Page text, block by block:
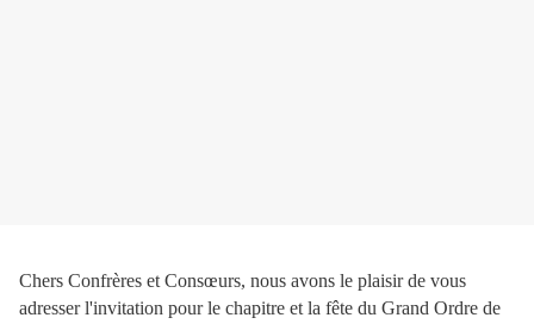
Chers Confrères et Consœurs, nous avons le plaisir de vous
adresser l'invitation pour le chapitre et la fête du Grand Ordre de